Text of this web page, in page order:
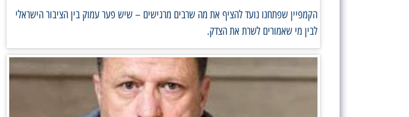
הקמפיין שפתחנו נועד להציף את מה שרבים מרגישים – שיש פער עמוק בין הציבור הישראלי
לבין מי שאמורים לשרת את הצדק.